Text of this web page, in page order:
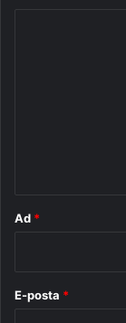
Ad *
E-posta *